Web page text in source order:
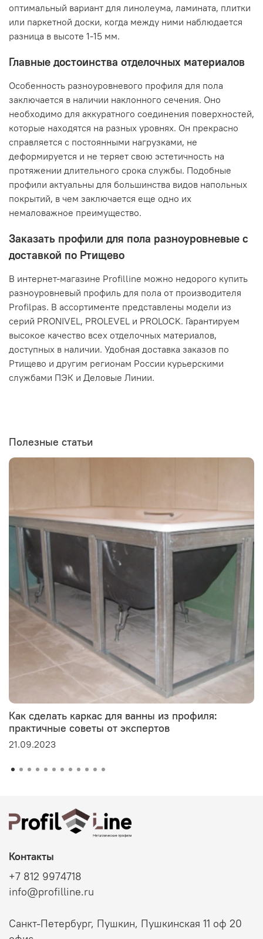
оптимальный вариант для линолеума, ламината, плитки
или паркетной доски, когда между ними наблюдается
разница в высоте 1-15 мм.
Главные достоинства отделочных материалов
Особенность разноуровневого профиля для пола
заключается в наличии наклонного сечения. Оно
необходимо для аккуратного соединения поверхностей,
которые находятся на разных уровнях. Он прекрасно
справляется с постоянными нагрузками, не
деформируется и не теряет свою эстетичность на
протяжении длительного срока службы. Подобные
профили актуальны для большинства видов напольных
покрытий, в чем заключается еще одно их
немаловажное преимущество.
Заказать профили для пола разноуровневые с
доставкой по Ртищево
В интернет-магазине Profilline можно недорого купить
разноуровневый профиль для пола от производителя
Profilpas. В ассортименте представлены модели из
серий PRONIVEL, PROLEVEL и PROLOCK. Гарантируем
высокое качество всех отделочных материалов,
доступных в наличии. Удобная доставка заказов по
Ртищево и другим регионам России курьерскими
службами ПЭК и Деловые Линии.
Полезные статьи
Как сделать каркас для ванны из профиля:
практичные советы от экспертов
21.09.2023
Контакты
+7 812 9974718
info@profilline.ru
Санкт-Петербург, Пушкин, Пушкинская 11 оф 20